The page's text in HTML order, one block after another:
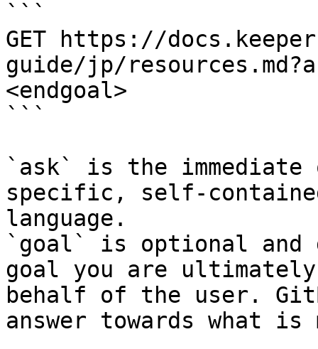
```
GET https://
guide/jp/
<endgoal>
```
`ask` is the
specific, self-
language.
`goal` is optional and
goal you are
behalf of the user.
answer towards what